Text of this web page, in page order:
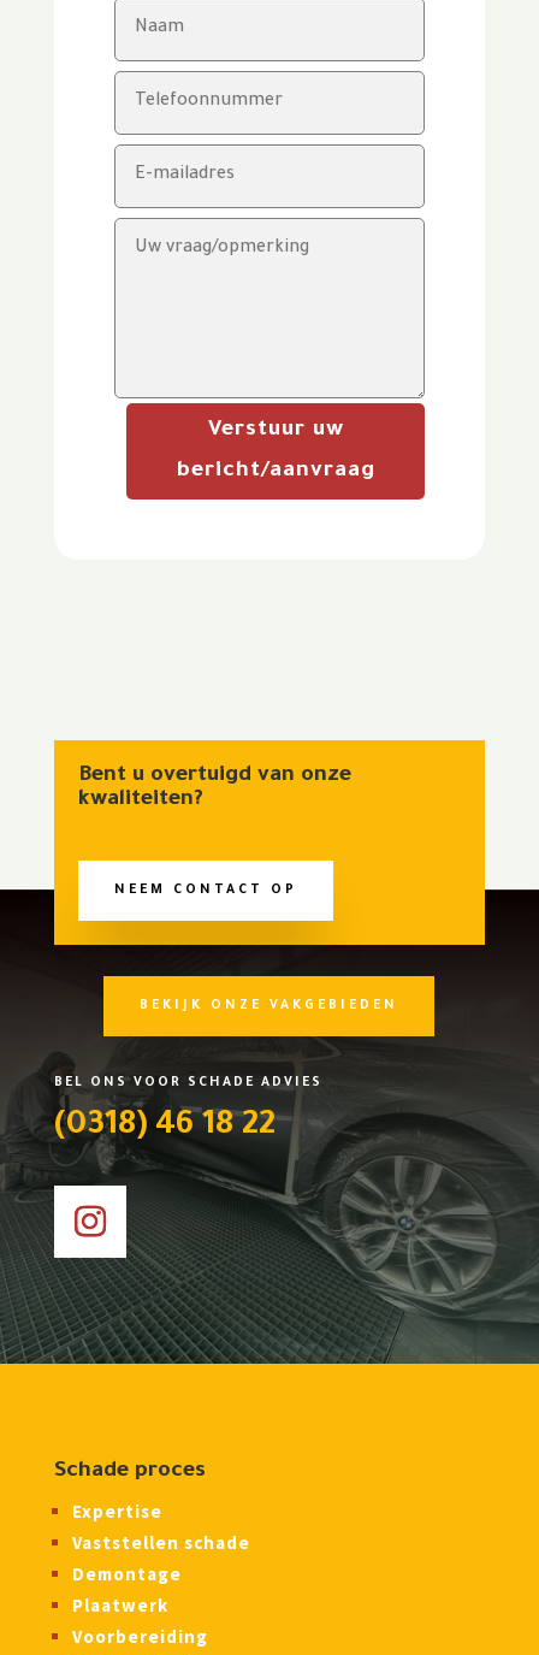
Verstuur uw
bericht/aanvraag
Bent u overtuigd van onze
kwaliteiten?
NEEM CONTACT OP
BEKIJK ONZE VAKGEBIEDEN
BEL ONS VOOR SCHADE ADVIES
(0318) 46 18 22
Schade proces
Expertise
Vaststellen schade
Demontage
Plaatwerk
Voorbereiding